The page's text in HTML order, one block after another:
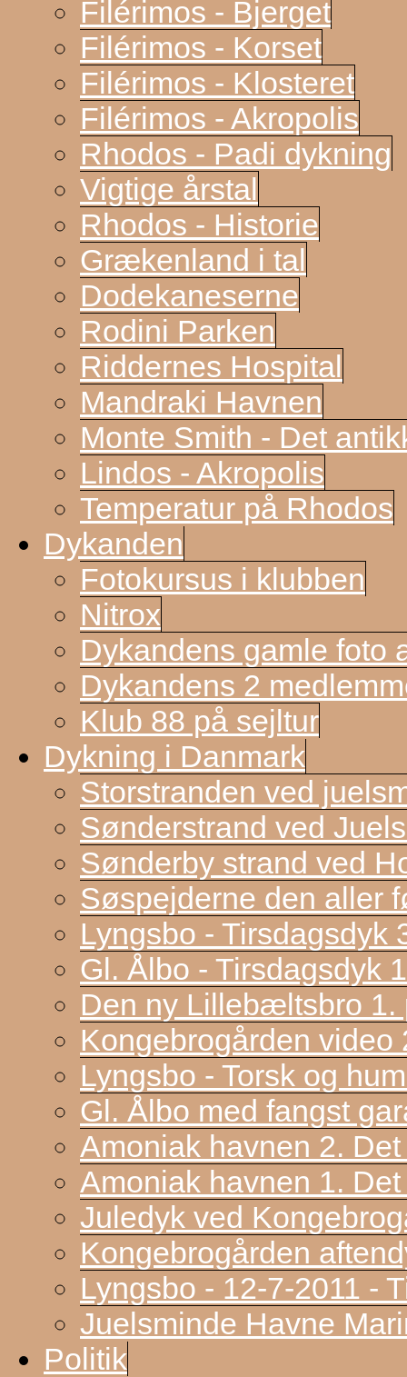
Filérimos - Bjerget
Filérimos - Korset
Filérimos - Klosteret
Filérimos - Akropolis
Rhodos - Padi dykning
Vigtige årstal
Rhodos - Historie
Grækenland i tal
Dodekaneserne
Rodini Parken
Riddernes Hospital
Mandraki Havnen
Monte Smith - Det
Lindos - Akropolis
Temperatur på Rhodos
Dykanden
Fotokursus i klubben
Nitrox
Dykandens gamle foto
Dykandens 2
Klub 88 på sejltur
Dykning i Danmark
Storstranden ved
Sønderstrand ved
Sønderby strand ved
Søspejderne den aller
Lyngsbo - Tirsdagsdyk
Gl. Ålbo - Tirsdagsdyk
Den ny Lillebæltsbro 1.
Kongebrogården video
Lyngsbo - Torsk og
Gl. Ålbo med fangst
Amoniak havnen 2.
Amoniak havnen 1.
Juledyk ved
Kongebrogården
Lyngsbo - 12-7-2011 -
Juelsminde Havne
Politik